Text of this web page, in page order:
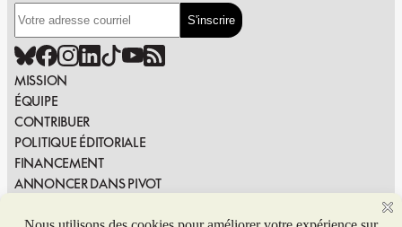
MISSION
ÉQUIPE
CONTRIBUER
POLITIQUE ÉDITORIALE
FINANCEMENT
ANNONCER DANS PIVOT